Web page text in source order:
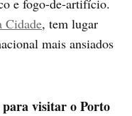
Cidade, tem lugar
mais ansiados
para visitar o Porto